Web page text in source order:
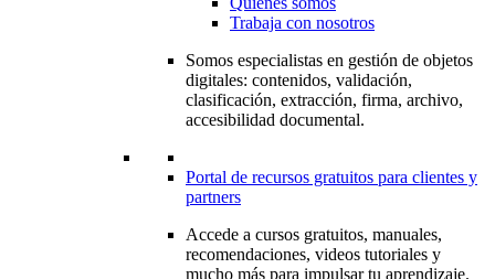
Trabaja con nosotros
Somos especialistas en gestión de objetos
digitales: contenidos, validación,
clasificación, extracción, firma, archivo,
accesibilidad documental.
Portal de recursos gratuitos para clientes y
partners
Accede a cursos gratuitos, manuales,
recomendaciones, videos tutoriales y
mucho más para impulsar tu aprendizaje.